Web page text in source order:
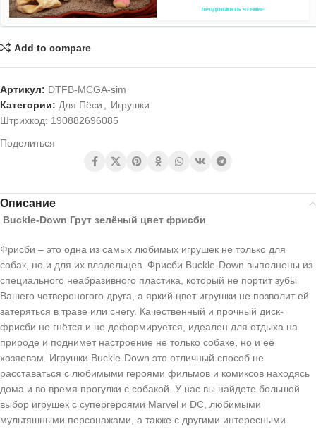
Add to compare
Артикул: DTFB-MCGA-sim
Категории: Для Пёси
Игрушки
Штрихкод: 190882696085
Поделиться
Описание
Buckle-Down Грут зелёный цвет фрисби
Фрисби – это одна из самых любимых игрушек не только для
собак, но и для их владельцев. Фрисби Buckle-Down выполнены из
специального неабразивного пластика, который не портит зубы
Вашего четвероногого друга, а яркий цвет игрушки не позволит ей
затеряться в траве или снегу. Качественный и прочный диск-
фрисби не гнётся и не деформируется, идеален для отдыха на
природе и поднимет настроение не только собаке, но и её
хозяевам. Игрушки Buckle-Down это отличный способ не
расставаться с любимыми героями фильмов и комиксов находясь
дома и во время прогулки с собакой. У нас вы найдете большой
выбор игрушек с супергероями Marvel и DC, любимыми
мультяшными персонажами, а также с другими интересными